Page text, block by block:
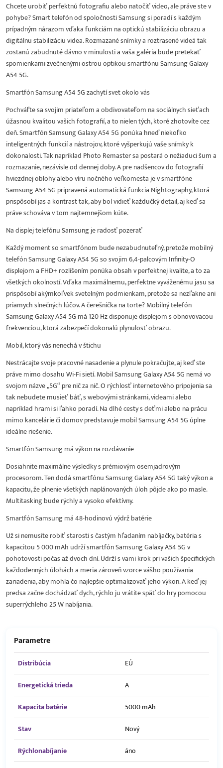
Chcete urobiť perfektnú fotografiu alebo natočiť video, ale práve ste v
pohybe? Smart telefón od spoločnosti Samsung si poradí s každým
prípadným nárazom vďaka funkciám na optickú stabilizáciu obrazu a
digitálnu stabilizáciu videa. Rozmazané snímky a roztrasené videá tak
zostanú zabudnuté dávno v minulosti a vaša galéria bude pretekať
spomienkami zvečnenými ostrou optikou smartfónu Samsung Galaxy
A54 5G.
Smartfón Samsung A54 5G zachytí svet okolo vás
Pochváľte sa svojim priateľom a obdivovateľom na sociálnych sieťach
úžasnou kvalitou vašich fotografií, a to nielen tých, ktoré zhotovíte cez
deň. Smartfón Samsung Galaxy A54 5G ponúka hneď niekoľko
inteligentných funkcií a nástrojov, ktoré vyšperkujú vaše snímky k
dokonalosti. Tak napríklad Photo Remaster sa postará o nežiaduci šum a
rozmazanie, nezávisle od dennej doby. A pre nadšencov do fotografií
hviezdnej oblohy alebo víru nočného veľkomesta je v smartfóne
Samsung A54 5G pripravená automatická funkcia Nightography, ktorá
prispôsobí jas a kontrast tak, aby bol vidieť každučký detail, aj keď sa
práve schováva v tom najtemnejšom kúte.
Na displej telefónu Samsung je radosť pozerať
Každý moment so smartfónom bude nezabudnuteľný, pretože mobilný
telefón Samsung Galaxy A54 5G so svojim 6,4-palcovým Infinity-O
displejom a FHD+ rozlíšením ponúka obsah v perfektnej kvalite, a to za
všetkých okolností. Vďaka maximálnemu, perfektne vyváženému jasu sa
prispôsobí akýmkoľvek svetelným podmienkam, pretože sa nezľakne ani
priamych slnečných lúčov. A čerešnička na torte? Mobilný telefón
Samsung Galaxy A54 5G má 120 Hz disponuje displejom s obnovovacou
frekvenciou, ktorá zabezpečí dokonalú plynulosť obrazu.
Mobil, ktorý vás nenechá v štichu
Nestrácajte svoje pracovné nasadenie a plynule pokračujte, aj keď ste
práve mimo dosahu Wi-Fi sietí. Mobil Samsung Galaxy A54 5G nemá vo
svojom názve „5G“ pre nič za nič. O rýchlosť internetového pripojenia sa
tak nebudete musieť báť, s webovými stránkami, videami alebo
napríklad hrami si ľahko poradí. Na dlhé cesty s deťmi alebo na prácu
mimo kancelárie či domov predstavuje mobil Samsung A54 5G úplne
ideálne riešenie.
Smartfón Samsung má výkon na rozdávanie
Dosiahnite maximálne výsledky s prémiovým osemjadrovým
procesorom. Ten dodá smartfónu Samsung Galaxy A54 5G taký výkon a
kapacitu, že plnenie všetkých naplánovaných úloh pôjde ako po masle.
Multitasking bude rýchly a vysoko efektívny.
Smartfón Samsung má 48-hodinovú výdrž batérie
Už si nemusíte robiť starosti s častým hľadaním nabíjačky, batéria s
kapacitou 5 000 mAh udrží smartfón Samsung Galaxy A54 5G v
pohotovosti počas až dvoch dní. Udrží s vami krok pri vašich špecifických
každodenných úlohách a meria zároveň vzorce vášho používania
zariadenia, aby mohla čo najlepšie optimalizovať jeho výkon. A keď jej
predsa začne dochádzať dych, rýchlo ju vrátite späť do hry pomocou
superrýchleho 25 W nabíjania.
Parametre
Distribúcia
EÚ
Energetická trieda
A
Kapacita batérie
5000 mAh
Stav
Nový
Rýchlonabíjanie
áno